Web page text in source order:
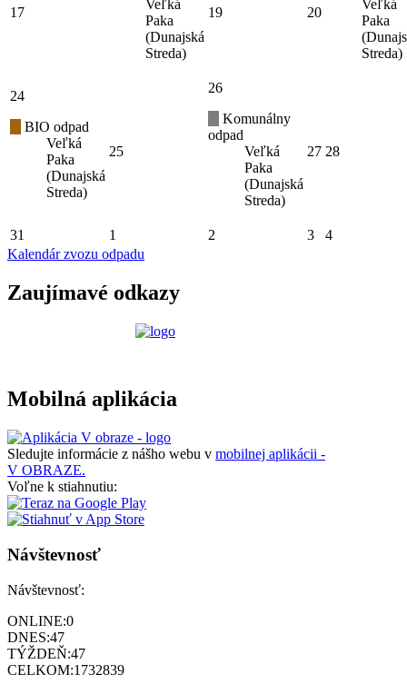
17
Veľká
Paka
(Dunajská
Streda)
19 20
Veľká
Paka
Streda)
24
BIO odpad
Veľká
Paka
(Dunajská
Streda)
25
26
Komunálny
odpad
Veľká
Paka
(Dunajská
Streda)
27 28
31 1 2 3
4
Kalendár zvozu odpadu
Zaujímavé odkazy
Mobilná aplikácia
Sledujte informácie z nášho webu v mobilnej aplikácii -
V OBRAZE.
Voľne k stiahnutiu:
Návštevnosť
Návštevnosť:
ONLINE:0
DNES:47
TÝŽDEŇ:47
CELKOM:1732839